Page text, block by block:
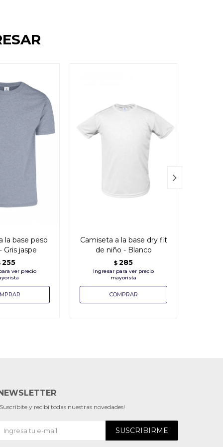
la base peso
Gris jaspe
255
Camiseta a la base dry fit
de niño - Blanco
$ 285

y recibí todas nuestras novedades!
SUSCRIBIRME